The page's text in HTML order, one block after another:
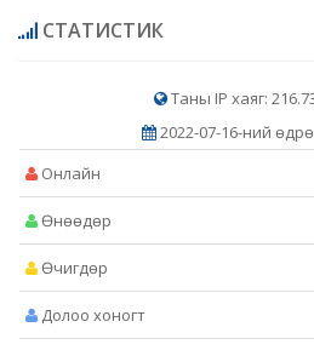
СТАТИСТИК
Таны IP хаяг:
2022-07-16-ний
Онлайн
Өнөөдөр
Өчигдөр
Долоо хоногт